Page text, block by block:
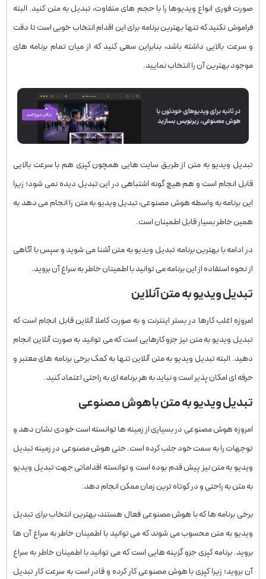
صورت فوری انواع ویدیوها را با حجم های متفاوت، تبدیل به متن کنید. البته
فراموش نکنید که تنها بهترین برنامه برای این اقدام انتخاب خوبی است تا دقت
و سرعت بالایی داشته باشد، بنابراین سعی کنید که از میان تمام برنامه های
موجود بهترین آن را انتخاب نمایید.
تبدیل ویدیو به متن از طریق سایت هایی همچون کپزی هم با سرعت بالایی
قابل انجام است و هم هیچ گونه اشتباهی در این تبدیل دیده نمی شود؛ زیرا
این برنامه به واسطه هوش مصنوعی، تبدیل ویدیو به متن را انجام می دهد به
همین خاطر بسیار قابل اطمینان است.
در ادامه با بهترین برنامه تبدیل ویدیو به متن آشنا می شوید و سپس با آگاهی
از نحوه استفاده از این برنامه می توانید با اطمینان خاطر به سراغ آن بروید.
تبدیل ویدیو به متن آنلاین
امروزه اغلب کارها در بستر اینترنت و به صورت کاملا آنلاین قابل انجام است که
تبدیل ویدیو به متن نیز جزو کارهایی است که می توانید به صورت آنلاین انجام
دهید. البته تبدیل ویدیو به متن آنلاین تنها به کمک برخی برنامه های معتبر و
حرفه ای امکان پذیر است و نباید به هر برنامه ای به راحتی اعتماد کنید.
تبدیل ویدیو به متن با هوش مصنوعی
امروزه هوش مصنوعی در بسیاری از زمینه ها توانسته است خودی نشان دهد و
توجهات را به سمت خود جلب کرده است. حتی هوش مصنوعی در زمینه تبدیل
ویدیو به متن نیز پیش قدم بوده است و توانسته اقداماتی جهت تبدیل ویدیو
به متن به راحتی و در کوتاه ترین زمان ممکن انجام دهد.
برخی برنامه ها که با هوش مصنوعی فعال هستند، بهترین انتخاب برای تبدیل
ویدیو به متن محسوب می شوند که می توانید با اطمینان خاطر به سراغ آن ها
بروید. برنامه کپزی جزو گزینه هایی است که می توانید با اطمینان خاطر به سراغ
آن بروید؛ زیرا کپزی با هوش مصنوعی کار کرده و قادر است به سرعت کار تبدیل